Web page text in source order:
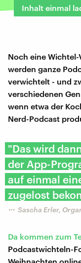
Inhalt einmal
Noch eine
werden ganze
verwichtelt - und
verschiedenen
wenn etwa der
Nerd-Podcast
"Das wird
der App-
auf einmal
zugelost
Sascha Erler,
Da kommen zum
Podcastwichteln-